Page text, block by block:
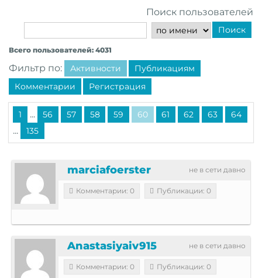
Поиск пользователей
Поиск
Всего пользователей: 4031
Фильтр по: Активности
Публикациям
Комментарии
Регистрация
1 ... 56 57 58 59 60 61 62 63 64
... 135
не в сети давно
marciafoerster
Комментарии: 0 Публикации: 0
не в сети давно
Anastasiyaiv915
Комментарии: 0 Публикации: 0